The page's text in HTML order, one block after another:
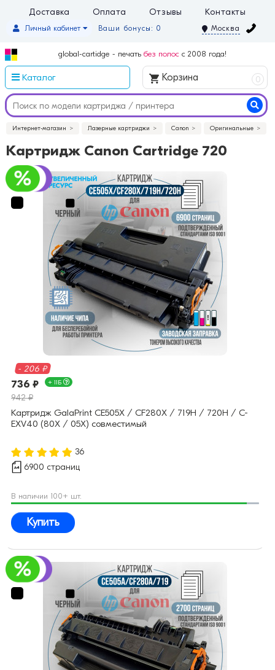
Доставка Оплата Отзывы Контакты
Ваши бонусы: 0
Личный кабинет Москва
global-cartidge - печать без полос с 2008 года!
Каталог Корзина 0
Интернет-магазин Лазерные картриджи Canon Оригинальные
Картридж Canon Cartridge 720
- 206 ₽
736 ₽ + 11Б
942 ₽
Картридж GalaPrint CE505X / CF280X / 719H / 720H / C-
EXV40 (80X / 05X) совместимый
36
6900 страниц
В наличии 100+ шт.
Купить